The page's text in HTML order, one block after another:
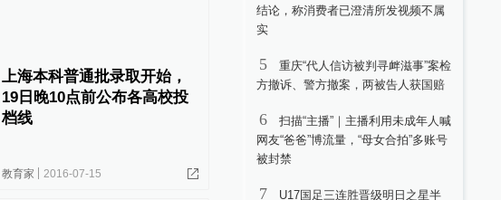
上海本科普通批录取开始，
19日晚10点前公布各高校投
档线
教育家 2016-07-15
结论，称消费者已澄清所发视频不属
实
5
重庆“代人信访被判寻衅滋事”案检
方撤诉、警方撤案，两被告人获国赔
6
扫描“主播”｜主播利用未成年人喊
网友“爸爸”博流量，“母女合拍”多账号
被封禁
7
U17国足三连胜晋级明日之星半